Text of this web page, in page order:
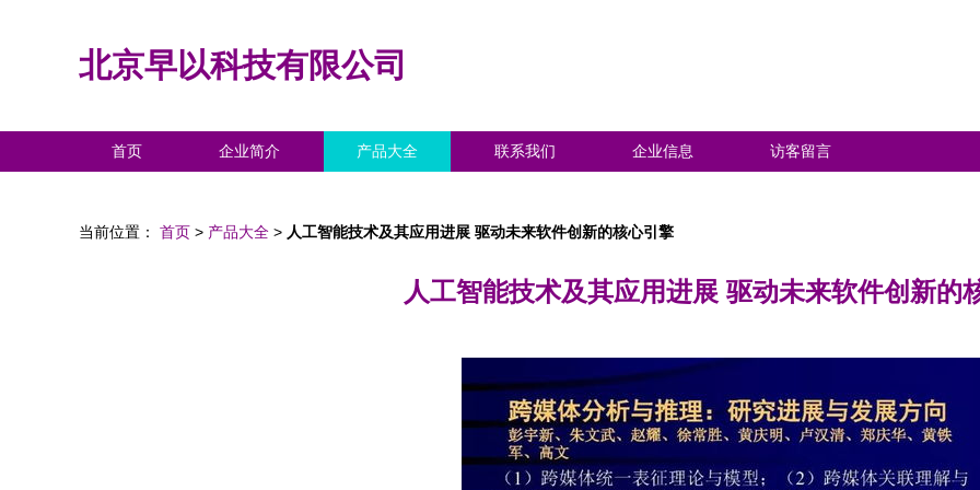
北京早以科技有限公司
首页 企业简介 产品大全 联系我们 企业信息 访客留言
当前位置： 首页 > 产品大全 > 人工智能技术及其应用进展 驱动未来软件创新的核心引擎
人工智能技术及其应用进展 驱动未来软件创新的